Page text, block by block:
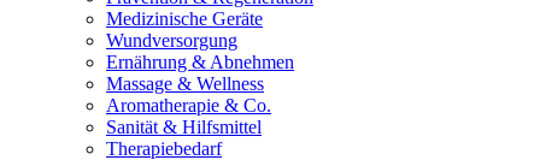
Medizinische Geräte
Wundversorgung
Ernährung & Abnehmen
Massage & Wellness
Aromatherapie & Co.
Sanität & Hilfsmittel
Therapiebedarf